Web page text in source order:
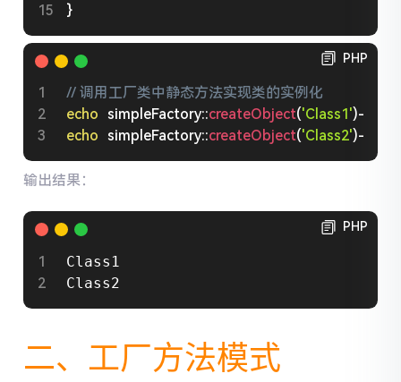
}
PHP
// 调用工厂类中静态方法实现类的实例化
echo
simpleFactory::createObject('Class1')-
echo
simpleFactory::createObject('Class2')-
输出结果：
PHP
Class1
Class2
二、工厂方法模式